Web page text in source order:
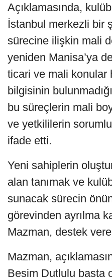
Açıklamasında,
İstanbul merkezli bir
sürecine ilişkin mali
yeniden Manisa’ya
ticari ve mali konular
bilgisinin
bu süreçlerin mali
ve yetkililerin
ifade etti.
Yeni sahiplerin
alan tanımak ve
sunacak sürecin
görevinden ayrılma
Mazman, destek
Mazman,
Besim Dutlulu başta